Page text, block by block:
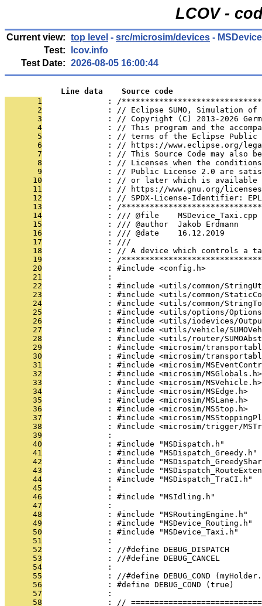
LCOV -
Current view: top level - src/microsim/devices -
Test:
lcov.info
Test Date: 2026-08-05 16:00:44
            Line data    Source code
       1
: /
       2
: // Eclipse SUMO, Simulation
       3
: // Copyright (C) 2013-2026
       4
: // This program and the
       5
: // terms of the Eclipse
       6
: // https://www.eclipse.org/
       7
: // This Source Code may also
       8
: // Licenses when the
       9
: // Public License 2.0 are
      10
: // or later which is available
      11
: // https://www.gnu.org/
      12
: // SPDX-License-Identifier:
      13
: /
      14
              : /// @file    MSDevice_Taxi.cpp
      15
              : /// @author  Jakob Erdmann
      16
              : /// @date    16.12.2019
      17
              : ///
      18
: // A device which controls a
      19
: /
      20
              : #include <config.h>
      21
              :
      22
: #include <utils/common/
      23
: #include <utils/common/
      24
: #include <utils/common/
      25
: #include <utils/options/
      26
: #include <utils/iodevices/
      27
: #include <utils/vehicle/
      28
: #include <utils/router/
      29
: #include <microsim/
      30
: #include <microsim/
      31
: #include <microsim/
      32
              : #include <microsim/MSGlobals.h>
      33
              : #include <microsim/MSVehicle.h>
      34
              : #include <microsim/MSEdge.h>
      35
              : #include <microsim/MSLane.h>
      36
              : #include <microsim/MSStop.h>
      37
: #include <microsim/
      38
: #include <microsim/trigger/
      39
              :
      40
              : #include "MSDispatch.h"
      41
              : #include "MSDispatch_Greedy.h"
      42
: #include
      43
: #include
      44
              : #include "MSDispatch_TraCI.h"
      45
              :
      46
              : #include "MSIdling.h"
      47
              :
      48
              : #include "MSRoutingEngine.h"
      49
              : #include "MSDevice_Routing.h"
      50
              : #include "MSDevice_Taxi.h"
      51
              :
      52
              : //#define DEBUG_DISPATCH
      53
              : //#define DEBUG_CANCEL
      54
              :
      55
: //#define DEBUG_COND
      56
              : #define DEBUG_COND (true)
      57
              :
      58
: //